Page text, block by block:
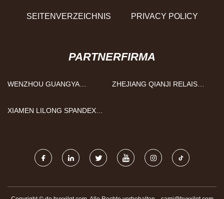
SEITENVERZEICHNIS PRIVACY POLICY
PARTNERFIRMA
WENZHOU GUANGYA
ZHEJIANG QIANJI RELAIS
XIAMEN LILONG SPANDEX